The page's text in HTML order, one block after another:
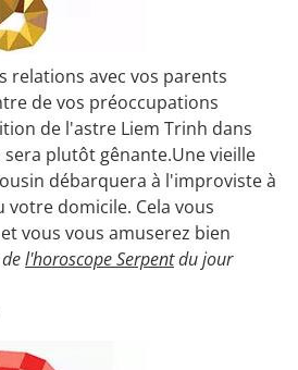
relations avec vos parents
de vos préoccupations
de l'astre Liem Trinh dans
plutôt gênante.Une vieille
débarquera à l'improviste à
domicile. Cela vous
vous vous amuserez bien
l'horoscope Serpentdu jour